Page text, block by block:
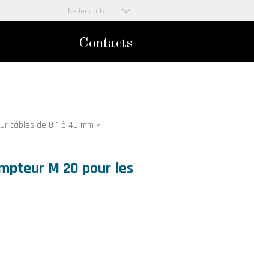
Nederlands
Contacts
câbles de Ø 1 à 40 mm >
M 20 pour les